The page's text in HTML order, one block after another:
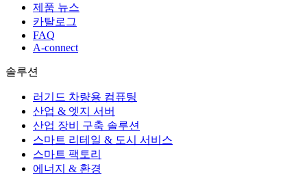
제품 뉴스
카탈로그
FAQ
A-connect
솔루션
러기드 차량용 컴퓨팅
산업 & 엣지 서버
산업 장비 구축 솔루션
스마트 리테일 & 도시 서비스
스마트 팩토리
에너지 & 환경